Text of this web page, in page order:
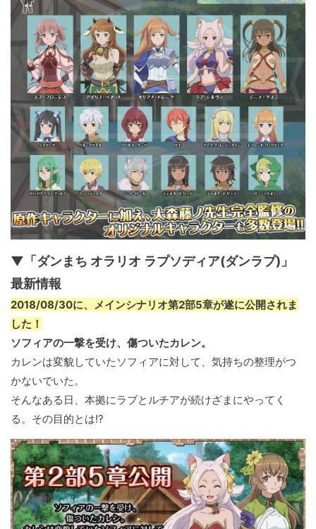
▼「ダンまち オラリオ ラプソディア(ダンラプ)」
最新情報
2018/08/30に、メインシナリオ第2部5章が遂に公開されま
した！
ソフィアの一撃を受け、傷ついたカレン。
カレンは変貌していたソフィアに対して、気持ちの整理がつ
かないでいた。
そんなある日、本拠にラブとルチアが続けざまにやってく
る。その目的とは!?